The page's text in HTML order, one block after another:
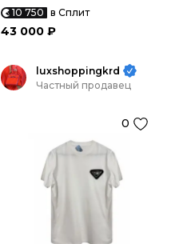
10 750 в Сплит
43 000 ₽
luxshoppingkrd
Частный продавец
0